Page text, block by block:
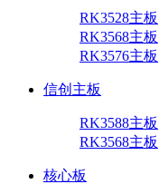
RK3528主板
RK3568主板
RK3576主板
信创主板
RK3588主板
RK3568主板
核心板